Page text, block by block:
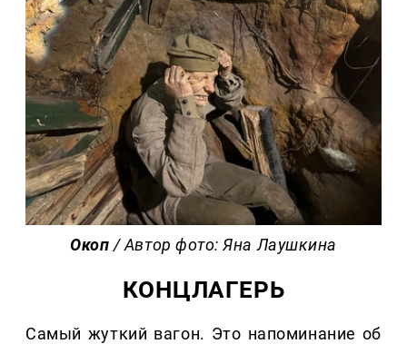
Окоп / Автор фото: Яна Лаушкина
КОНЦЛАГЕРЬ
Самый жуткий вагон. Это напоминание об